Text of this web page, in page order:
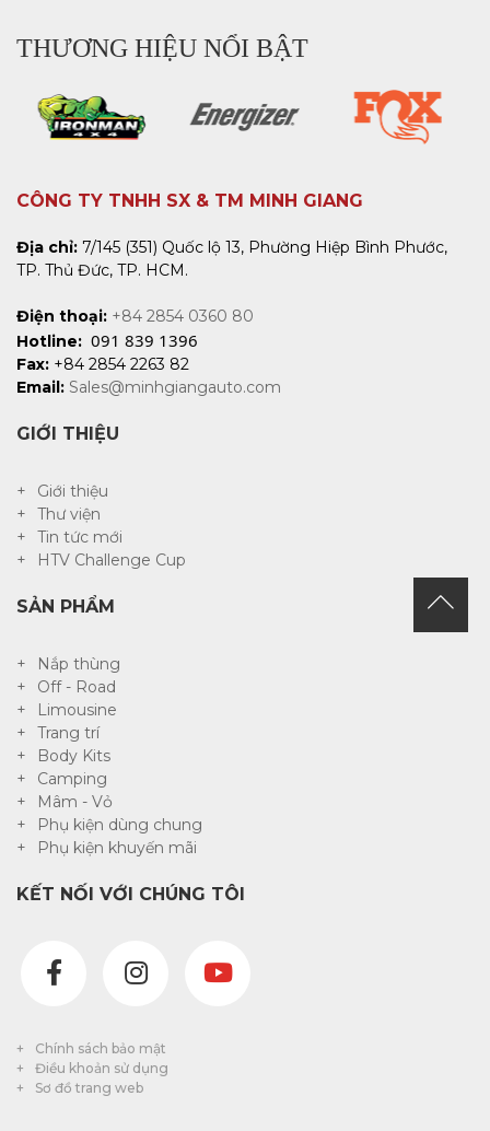
THƯƠNG HIỆU NỔI BẬT
CÔNG TY TNHH SX & TM MINH GIANG
Địa chỉ: 7/145 (351) Quốc lộ 13, Phường Hiệp Bình Phước,
TP. Thủ Đức, TP. HCM.
Điện thoại: +84 2854 0360 80
Hotline: 091 839 1396
Fax: +84 2854 2263 82
Email: Sales@minhgiangauto.com
GIỚI THIỆU
Giới thiệu
Thư viện
Tin tức mới
HTV Challenge Cup
SẢN PHẨM
Nắp thùng
Off - Road
Limousine
Trang trí
Body Kits
Camping
Mâm - Vỏ
Phụ kiện dùng chung
Phụ kiện khuyến mãi
KẾT NỐI VỚI CHÚNG TÔI
Chính sách bảo mật
Điều khoản sử dụng
Sơ đồ trang web